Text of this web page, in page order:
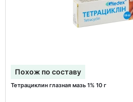
Похож по составу
Тетрациклин глазная мазь 1% 10 г